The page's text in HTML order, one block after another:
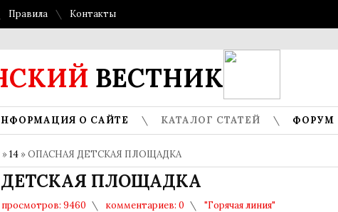
Правила Контакты
ВЕСТНИК
О САЙТЕ КАТАЛОГ СТАТЕЙ ФОРУМ
»14 » ОПАСНАЯ ДЕТСКАЯ ПЛОЩАДКА
ПЛОЩАДКА
просмотров: 9460 комментариев: 0 "Горячая линия"